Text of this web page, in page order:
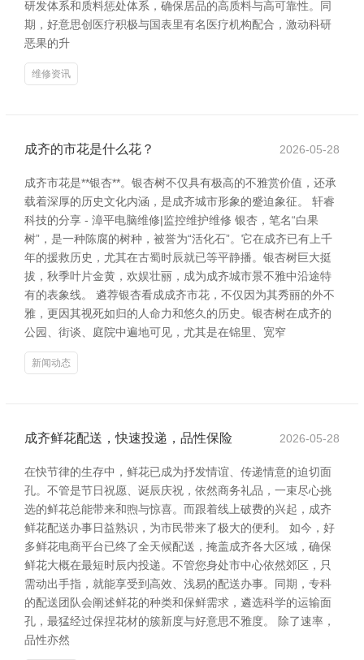
研发体系和质料惩处体系，确保居品的高质料与高可靠性。同
期，好意思创医疗积极与国表里有名医疗机构配合，激动科研
恶果的升
维修资讯
成齐的市花是什么花？ 2026-05-28
成齐市花是**银杏**。银杏树不仅具有极高的不雅赏价值，还承
载着深厚的历史文化内涵，是成齐城市形象的蹙迫象征。 轩睿
科技的分享 - 漳平电脑维修|监控维护维修 银杏，笔名“白果
树”，是一种陈腐的树种，被誉为“活化石”。它在成齐已有上千
年的援救历史，尤其在古蜀时辰就已等平静播。银杏树巨大挺
拔，秋季叶片金黄，欢娱壮丽，成为成齐城市景不雅中沿途特
有的表象线。 遴荐银杏看成成齐市花，不仅因为其秀丽的外不
雅，更因其视死如归的人命力和悠久的历史。银杏树在成齐的
公园、街谈、庭院中遍地可见，尤其是在锦里、宽窄
新闻动态
成齐鲜花配送，快速投递，品性保险 2026-05-28
在快节律的生存中，鲜花已成为抒发情谊、传递情意的迫切面
孔。不管是节日祝愿、诞辰庆祝，依然商务礼品，一束尽心挑
选的鲜花总能带来和煦与惊喜。而跟着线上破费的兴起，成齐
鲜花配送办事日益熟识，为市民带来了极大的便利。 如今，好
多鲜花电商平台已终了全天候配送，掩盖成齐各大区域，确保
鲜花大概在最短时辰内投递。不管您身处市中心依然郊区，只
需动出手指，就能享受到高效、浅易的配送办事。同期，专科
的配送团队会阐述鲜花的种类和保鲜需求，遴选科学的运输面
孔，最猛经过保捏花材的簇新度与好意思不雅度。 除了速率，
品性亦然